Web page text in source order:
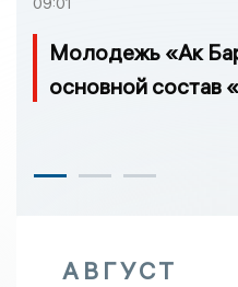
Молодежь «Ак
основной состав
АВГУСТ